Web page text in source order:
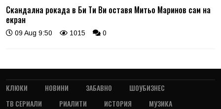
Скандална рокада в Би Ти Ви оставя Митьо Маринов сам на
екран
09 Aug 9:50 1015 0
КЛЮКИ НОВИНИ ЗАБАВНО
ШОУБИЗНЕС
ТВ СЕРИАЛИ
РИАЛИТИ ИСТОРИЯ МУЗИКА